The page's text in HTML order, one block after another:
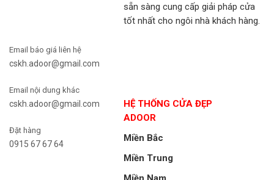
Email báo giá liên hệ
cskh.adoor@gmail.com
Email nội dung khác
cskh.adoor@gmail.com
Đặt hàng
0915 67 67 64
sẵn sàng cung cấp giải pháp cửa
tốt nhất cho ngôi nhà khách hàng.
HỆ THỐNG CỬA ĐẸP
ADOOR
Miền Bắc
Miền Trung